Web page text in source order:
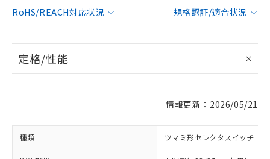
RoHS/REACH対応状況
規格認証/適合状況
定格/性能
情報更新：2026/05/21
種類 ツマミ形セレクタスイッチ